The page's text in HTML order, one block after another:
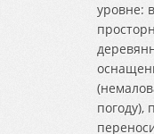
уровне:
погоду),